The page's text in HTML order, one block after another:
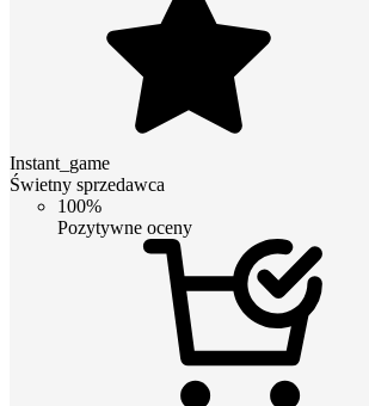
Instant_game
Świetny sprzedawca
100%
Pozytywne oceny